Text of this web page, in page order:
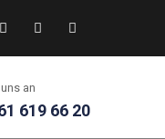
an
619 66 20